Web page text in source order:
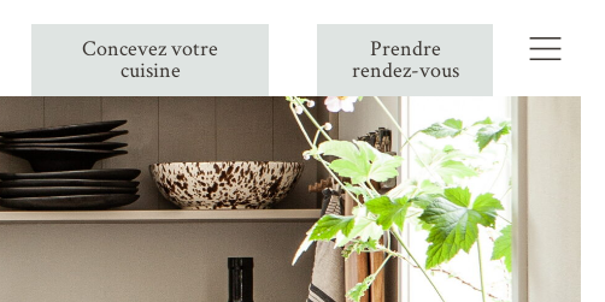
Concevez votre
cuisine
Prendre
rendez-vous